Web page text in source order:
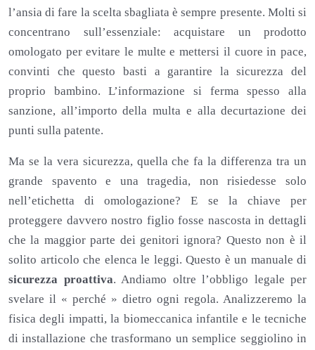
l’ansia di fare la scelta sbagliata è sempre presente. Molti si
concentrano sull’essenziale: acquistare un prodotto
omologato per evitare le multe e mettersi il cuore in pace,
convinti che questo basti a garantire la sicurezza del
proprio bambino. L’informazione si ferma spesso alla
sanzione, all’importo della multa e alla decurtazione dei
punti sulla patente.
Ma se la vera sicurezza, quella che fa la differenza tra un
grande spavento e una tragedia, non risiedesse solo
nell’etichetta di omologazione? E se la chiave per
proteggere davvero nostro figlio fosse nascosta in dettagli
che la maggior parte dei genitori ignora? Questo non è il
solito articolo che elenca le leggi. Questo è un manuale di
sicurezza proattiva. Andiamo oltre l’obbligo legale per
svelare il « perché » dietro ogni regola. Analizzeremo la
fisica degli impatti, la biomeccanica infantile e le tecniche
di installazione che trasformano un semplice seggiolino in